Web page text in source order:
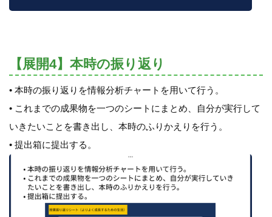
【展開4】本時の振り返り
• 本時の振り返りを情報分析チャートを用いて行う。
• これまでの成果物を一つのシートにまとめ、自分が実行して
いきたいことを書き出し、本時のふりかえりを行う。
• 提出箱に提出する。